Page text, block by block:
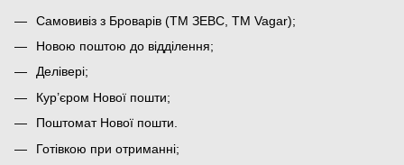
Самовивіз з Броварів (ТМ ЗЕВС, ТМ Vagar);
Новою поштою до відділення;
Делівері;
Кур’єром Нової пошти;
Поштомат Нової пошти.
Готівкою при отриманні;